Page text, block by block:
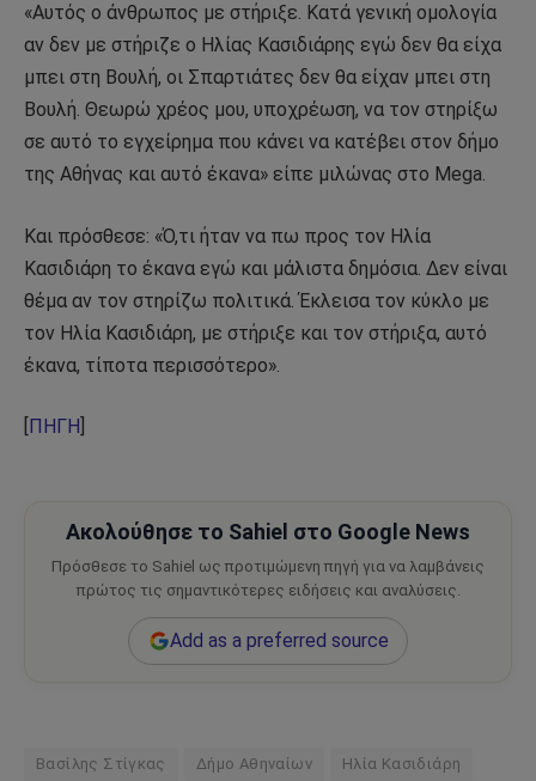
«Αυτός ο άνθρωπος με στήριξε. Κατά γενική ομολογία
αν δεν με στήριζε ο Ηλίας Κασιδιάρης εγώ δεν θα είχα
μπει στη Βουλή, οι Σπαρτιάτες δεν θα είχαν μπει στη
Βουλή. Θεωρώ χρέος μου, υποχρέωση, να τον στηρίξω
σε αυτό το εγχείρημα που κάνει να κατέβει στον δήμο
της Αθήνας και αυτό έκανα» είπε μιλώνας στο Mega.
Και πρόσθεσε: «Ό,τι ήταν να πω προς τον Ηλία
Κασιδιάρη το έκανα εγώ και μάλιστα δημόσια. Δεν είναι
θέμα αν τον στηρίζω πολιτικά. Έκλεισα τον κύκλο με
τον Ηλία Κασιδιάρη, με στήριξε και τον στήριξα, αυτό
έκανα, τίποτα περισσότερο».
ΠΗΓΗ
Ακολούθησε το Sahiel στο Google News
Πρόσθεσε το Sahiel ως προτιμώμενη πηγή για να λαμβάνεις
πρώτος τις σημαντικότερες ειδήσεις και αναλύσεις.
Add as a preferred source
Βασίλης Στίγκας Δήμο Αθηναίων Ηλία Κασιδιάρη